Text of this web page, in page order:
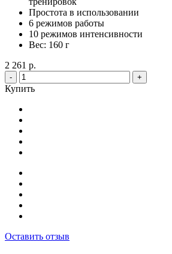
Простота в использовании
6 режимов работы
10 режимов интенсивности
Вес: 160 г
2 261 р.
- +
Купить
Оставить отзыв